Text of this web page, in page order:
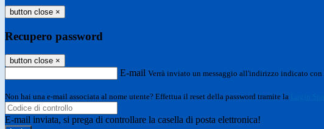
button close ×
Recupero password
button close ×
E-mail Verrà inviato un messaggio all'indirizzo indicato con
Non hai una e-mail associata al nome utente? Effettua il reset della password tramite la
E-mail inviata, si prega di controllare la casella di posta elettronica!